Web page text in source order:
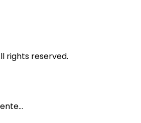
rights reserved.